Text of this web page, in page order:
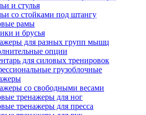
и стулья
со стойками под штангу
рамы
и брусья
для разных групп мышц
опции
для силовых тренировок
грузоблочные
со свободными весами
тренажеры для ног
тренажеры для пресса